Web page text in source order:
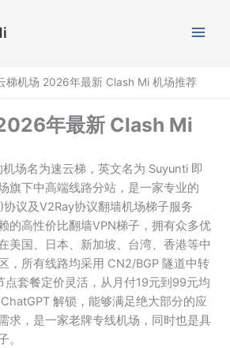
梯机场 2026年最新 Clash Mi 机场推荐
年最新 Clash Mi
场名为速云梯，英文名为 Suyunti 即
旗下中高端线路分站，是一家专业的
议及V2Ray协议翻墙机场梯子服务
的高性价比翻墙VPN梯子，拥有众多优
美国、日本、新加坡、台湾、香港等中
，所有线路均采用 CN2/BGP 隧道中转
点套餐定价灵活，从月付19元到99元均
解锁，能够满足绝大部分的应
求，是一家老牌专线机场，同时也是具
。